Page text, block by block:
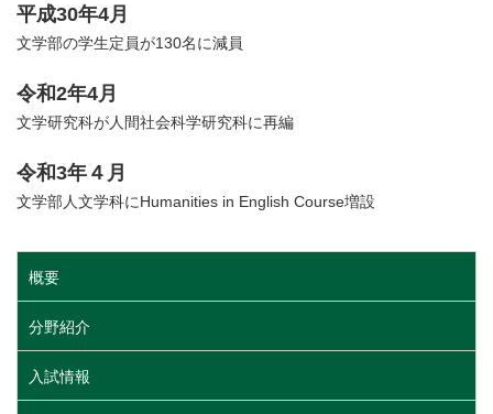
平成30年4月
文学部の学生定員が130名に減員
令和2年4月
文学研究科が人間社会科学研究科に再編
令和3年４月
文学部人文学科にHumanities in English Course増設
概要
分野紹介
入試情報